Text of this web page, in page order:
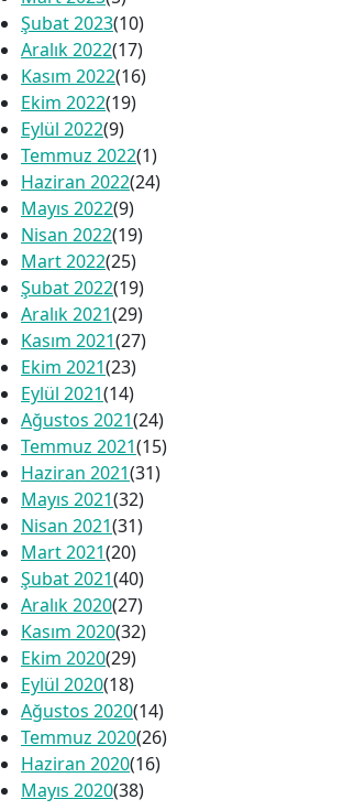
Şubat 2023(10)
Aralık 2022(17)
Kasım 2022(16)
Ekim 2022(19)
Eylül 2022(9)
Temmuz 2022(1)
Haziran 2022(24)
Mayıs 2022(9)
Nisan 2022(19)
Mart 2022(25)
Şubat 2022(19)
Aralık 2021(29)
Kasım 2021(27)
Ekim 2021(23)
Eylül 2021(14)
Ağustos 2021(24)
Temmuz 2021(15)
Haziran 2021(31)
Mayıs 2021(32)
Nisan 2021(31)
Mart 2021(20)
Şubat 2021(40)
Aralık 2020(27)
Kasım 2020(32)
Ekim 2020(29)
Eylül 2020(18)
Ağustos 2020(14)
Temmuz 2020(26)
Haziran 2020(16)
Mayıs 2020(38)